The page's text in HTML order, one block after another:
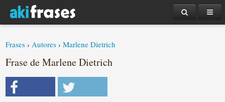
Frases ›Autores ›Marlene Dietrich
Frase de Marlene Dietrich